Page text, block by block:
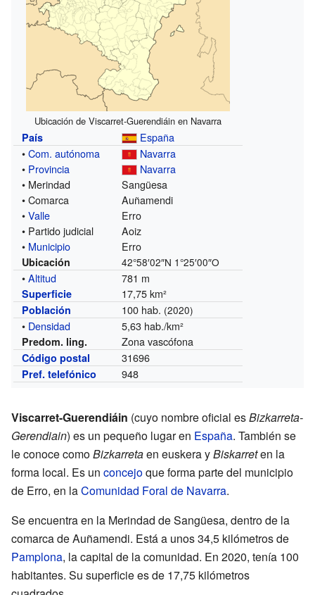
Ubicación de Viscarret-Guerendiáin en Navarra
País
España
•Com. autónoma
Navarra
• Provincia
Navarra
• Merindad
Sangüesa
• Comarca
Auñamendi
•Valle
Erro
• Partido judicial
Aoiz
• Municipio Erro
Ubicación 42°58′02″N 1°25′00″O
•Altitud 781 m
Superficie 17,75 km²
Población 100 hab. (2020)
• Densidad 5,63 hab./km²
Predom. ling. Zona vascófona
Código postal 31696
Pref. telefónico 948
Viscarret-Guerendiáin (cuyo nombre oficial esBizkarreta-
Gerendiain) es un pequeño lugar en España. También se
le conoce comoBizkarretaen euskera yBiskarreten la
forma local. Es un concejoque forma parte del municipio
de Erro, en laComunidad Foral de Navarra.
Se encuentra en la Merindad de Sangüesa, dentro de la
comarca de Auñamendi. Está a unos 34,5 kilómetros de
Pamplona, la capital de la comunidad. En 2020, tenía 100
habitantes. Su superficie es de 17,75 kilómetros